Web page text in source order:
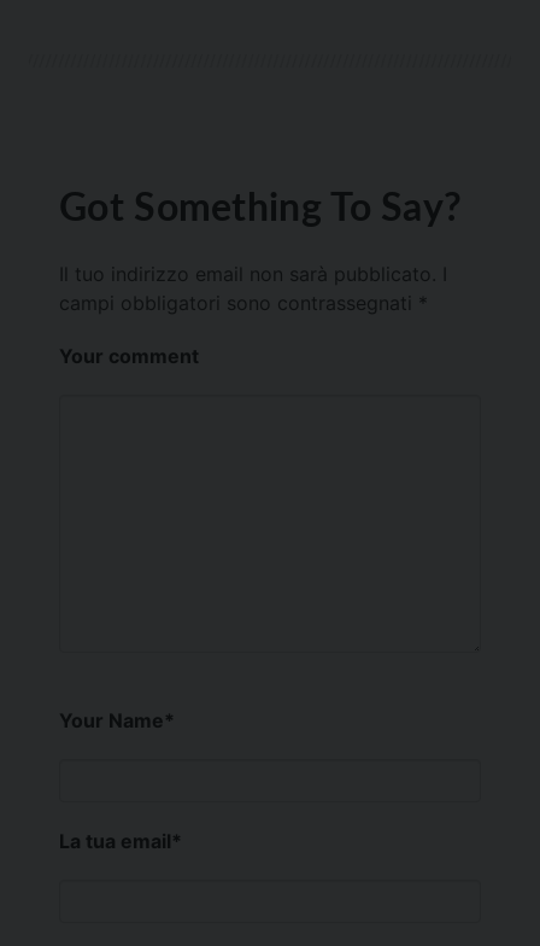
Got Something To Say?
Il tuo indirizzo email non sarà pubblicato.
campi obbligatori sono contrassegnati *
Your comment
Your Name*
La tua email*